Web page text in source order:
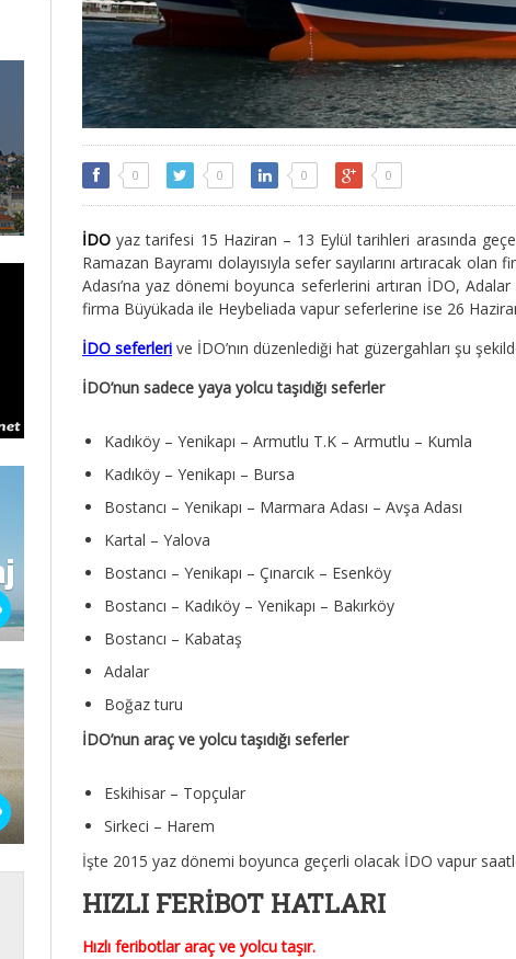
0 0 0 0
İDO yaz tarifesi 15 Haziran – 13 Eylül tarihleri arasında
Ramazan Bayramı dolayısıyla sefer sayılarını artıracak
Adası’na yaz dönemi boyunca seferlerini artıran İDO, Adalar
firma Büyükada ile Heybeliada vapur seferlerine ise 26
İDO seferleri ve İDO’nın düzenlediği hat güzergahları şu
İDO’nun sadece yaya yolcu taşıdığı seferler
Kadıköy – Yenikapı – Armutlu T.K – Armutlu – Kumla
Kadıköy – Yenikapı – Bursa
Bostancı – Yenikapı – Marmara Adası – Avşa Adası
Kartal – Yalova
Bostancı – Yenikapı – Çınarcık – Esenköy
Bostancı – Kadıköy – Yenikapı – Bakırköy
Bostancı – Kabataş
Adalar
Boğaz turu
İDO’nun araç ve yolcu taşıdığı seferler
Eskihisar – Topçular
Sirkeci – Harem
İşte 2015 yaz dönemi boyunca geçerli olacak İDO vapur
HIZLI FERİBOT HATLARI
Hızlı feribotlar araç ve yolcu taşır.